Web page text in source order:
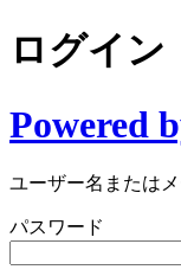
ログイン
Powered
ユーザー名または
パスワード